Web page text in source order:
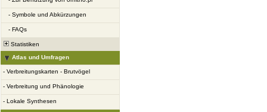
- Symbole und Abkürzungen
- FAQs
Statistiken
Atlas und Umfragen
- Verbreitungskarten - Brutvögel
- Verbreitung und Phänologie
- Lokale Synthesen